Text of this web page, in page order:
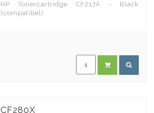
HP Tonercartridge CF217A - Black
(compatibel)
CF280X